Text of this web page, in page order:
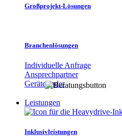
Großprojekt-Lösungen
Branchenlösungen
Individuelle Anfrage
Ansprechpartner
Gerätefinder
Leistungen
Inklusivleistungen